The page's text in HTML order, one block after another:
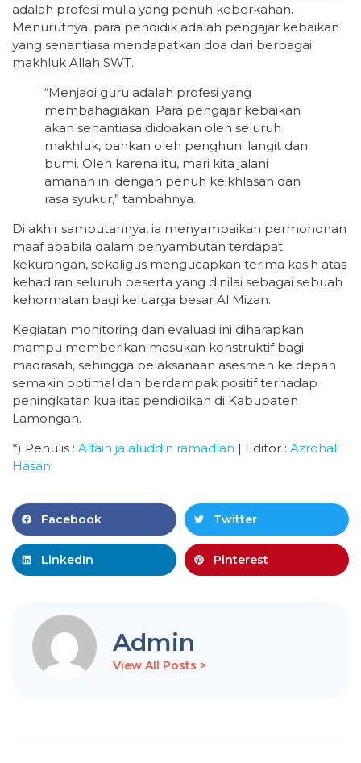
adalah profesi mulia yang penuh keberkahan.
Menurutnya, para pendidik adalah pengajar kebaikan
yang senantiasa mendapatkan doa dari berbagai
makhluk Allah SWT.
“Menjadi guru adalah profesi yang
membahagiakan. Para pengajar kebaikan
akan senantiasa didoakan oleh seluruh
makhluk, bahkan oleh penghuni langit dan
bumi. Oleh karena itu, mari kita jalani
amanah ini dengan penuh keikhlasan dan
rasa syukur,” tambahnya.
Di akhir sambutannya, ia menyampaikan permohonan
maaf apabila dalam penyambutan terdapat
kekurangan, sekaligus mengucapkan terima kasih atas
kehadiran seluruh peserta yang dinilai sebagai sebuah
kehormatan bagi keluarga besar Al Mizan.
Kegiatan monitoring dan evaluasi ini diharapkan
mampu memberikan masukan konstruktif bagi
madrasah, sehingga pelaksanaan asesmen ke depan
semakin optimal dan berdampak positif terhadap
peningkatan kualitas pendidikan di Kabupaten
Lamongan.
*) Penulis : Alfain jalaluddin ramadlan | Editor : Azrohal
Hasan
Facebook Twitter
LinkedIn Pinterest
Admin
View All Posts >